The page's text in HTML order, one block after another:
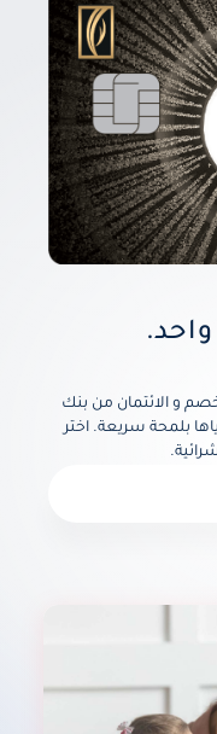
واحد.
و الائتمان من بنك
بلمحة سريعة. اختر